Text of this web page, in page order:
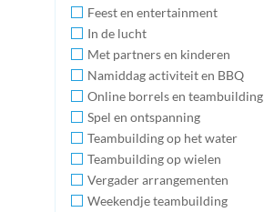
Feest en entertainment
In de lucht
Met partners en kinderen
Namiddag activiteit en BBQ
Online borrels en teambuilding
Spel en ontspanning
Teambuilding op het water
Teambuilding op wielen
Vergader arrangementen
Weekendje teambuilding